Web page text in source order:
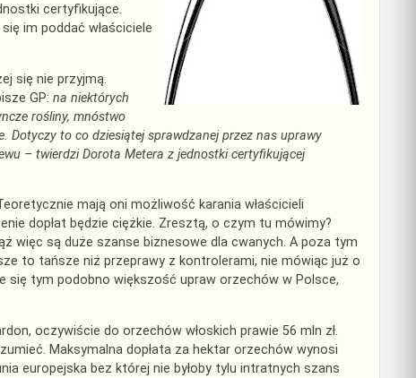
certyfikujące.
im poddać właściciele
się nie przyjmą.
GP: na niektórych
rośliny, mnóstwo
Dotyczy to co dziesiątej sprawdzanej przez nas uprawy
– twierdzi Dorota Metera z jednostki certyfikującej
mają oni możliwość karania właścicieli
dopłat będzie ciężkie. Zresztą, o czym tu mówimy?
więc są duże szanse biznesowe dla cwanych. A poza tym
to tańsze niż przeprawy z kontrolerami, nie mówiąc już o
się tym podobno większość upraw orzechów w Polsce,
oczywiście do orzechów włoskich prawie 56 mln zł.
Maksymalna dopłata za hektar orzechów wynosi
europejska bez której nie byłoby tylu intratnych szans